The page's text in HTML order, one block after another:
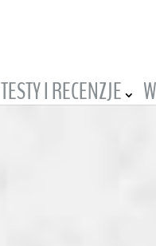
TESTY I RECENZJE